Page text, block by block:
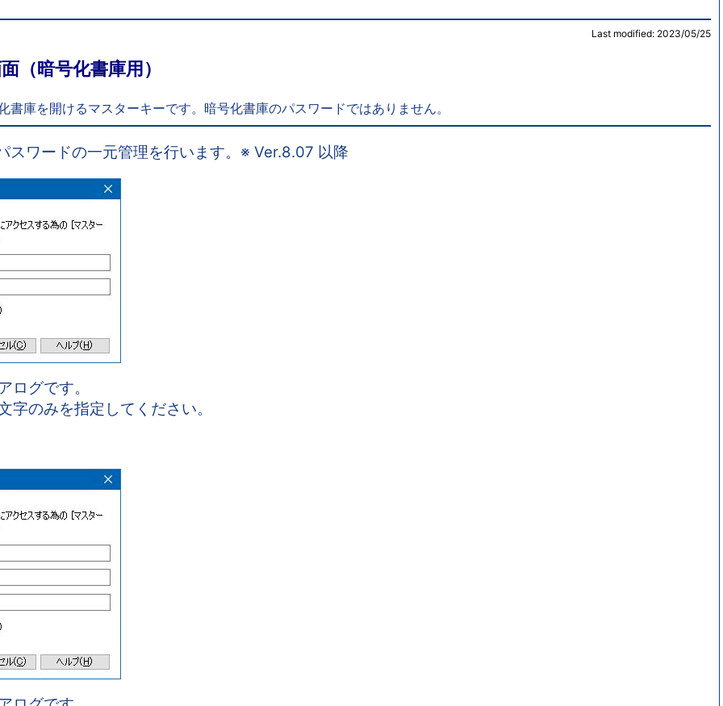
Last modified: 2023/05/25
（暗号化書庫用）
庫を開けるマスターキーです。暗号化書庫のパスワードではありません。
スワードの一元管理を行います。※ Ver.8.07 以降
ログです。
字のみを指定してください。